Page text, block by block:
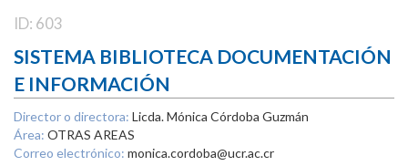
ID: 603
SISTEMA BIBLIOTECA DOCUMENTACIÓN
E INFORMACIÓN
Director o directora: Licda. Mónica Córdoba Guzmán
Área: OTRAS AREAS
Correo electrónico: monica.cordoba@ucr.ac.cr